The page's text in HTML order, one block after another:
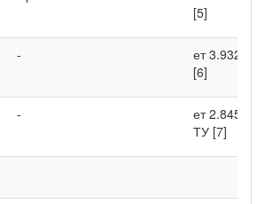
[5]
-
ет 3.932.004
[6]
-
ет 2.845.001
ТУ [7]